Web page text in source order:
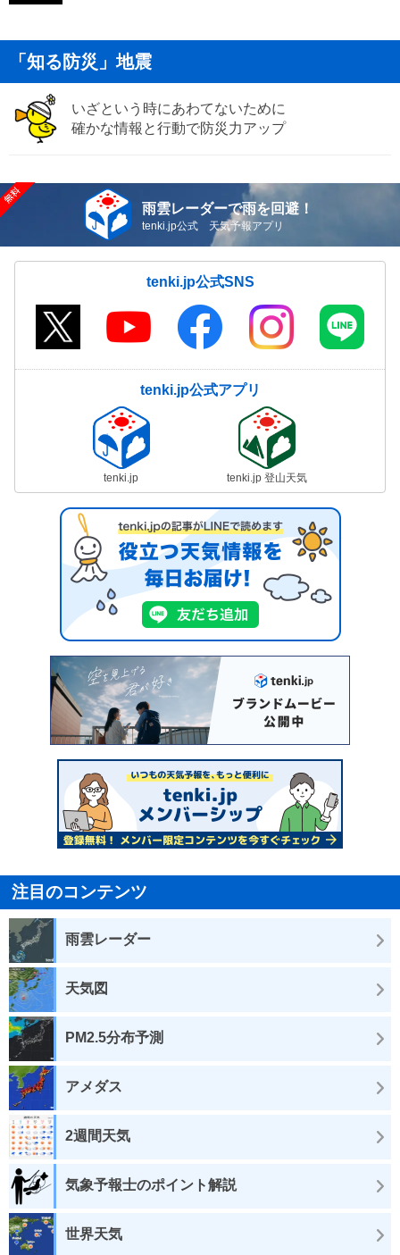
「知る防災」地震
いざという時にあわてないために
確かな情報と行動で防災力アップ
雨雲レーダーで雨を回避！
tenki.jp公式 天気予報アプリ
tenki.jp公式SNS
tenki.jp公式アプリ
tenki.jp tenki.jp 登山天気
注目のコンテンツ
雨雲レーダー
天気図
PM2.5分布予測
アメダス
2週間天気
気象予報士のポイント解説
世界天気